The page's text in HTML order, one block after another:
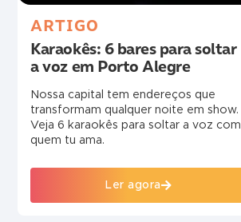
ARTIGO
Karaokês: 6 bares para soltar
a voz em Porto Alegre
Nossa capital tem endereços que
transformam qualquer noite em show.
Veja 6 karaokês para soltar a voz com
quem tu ama.
Ler agora